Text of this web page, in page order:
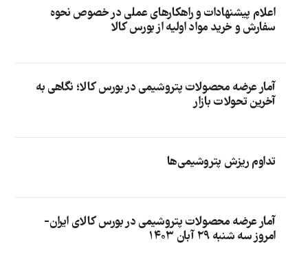
اعلام پیشنهادات و راهکارهای عملی در خصوص نحوه
سفارش و خرید مواد اولیه از بورس کالا
آمار عرضه محصولات پتروشیمی در بورس کالا؛ نگاهی به
آخرین تحولات بازار
تداوم ریزش پتروشیمی‌ها
آمار عرضه محصولات پتروشیمی در بورس کالای ایران-
امروز سه شنبه ۲۹ آبان ۱۴۰۳